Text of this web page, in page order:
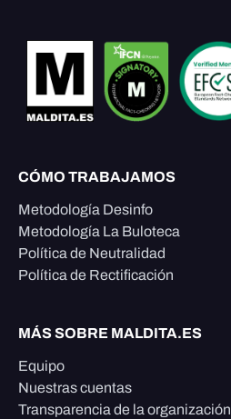
CÓMO TRABAJAMOS
Metodología Desinfo
Metodología La Buloteca
Política de Neutralidad
Política de Rectificación
MÁS SOBRE MALDITA.ES
Equipo
Nuestras cuentas
Transparencia de la organización